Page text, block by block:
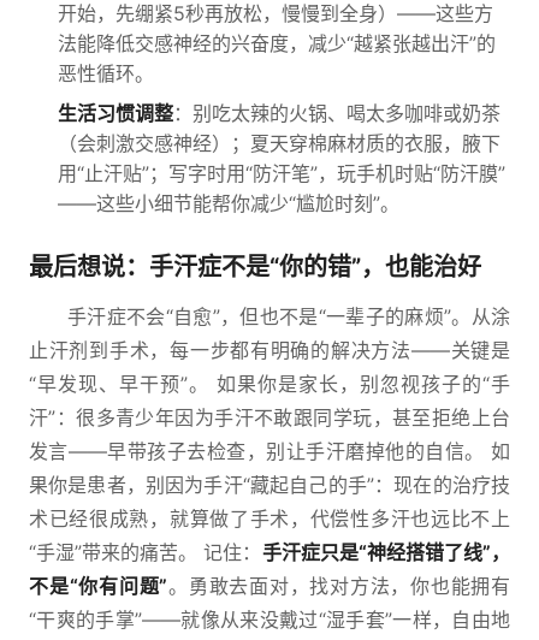
开始，先绷紧5秒再放松，慢慢到全身）——这些方
法能降低交感神经的兴奋度，减少“越紧张越出汗”的
恶性循环。
生活习惯调整：别吃太辣的火锅、喝太多咖啡或奶茶
（会刺激交感神经）；夏天穿棉麻材质的衣服，腋下
用“止汗贴”；写字时用“防汗笔”，玩手机时贴“防汗膜”
——这些小细节能帮你减少“尴尬时刻”。
最后想说：手汗症不是“你的错”，也能治好
手汗症不会“自愈”，但也不是“一辈子的麻烦”。从涂
止汗剂到手术，每一步都有明确的解决方法——关键是
“早发现、早干预”。 如果你是家长，别忽视孩子的“手
汗”：很多青少年因为手汗不敢跟同学玩，甚至拒绝上台
发言——早带孩子去检查，别让手汗磨掉他的自信。 如
果你是患者，别因为手汗“藏起自己的手”：现在的治疗技
术已经很成熟，就算做了手术，代偿性多汗也远比不上
“手湿”带来的痛苦。 记住： 手汗症只是“神经搭错了线”，
不是“你有问题”。勇敢去面对，找对方法，你也能拥有
“干爽的手掌”——就像从来没戴过“湿手套”一样，自由地